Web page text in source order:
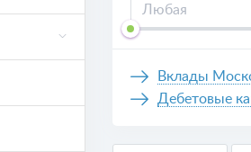
Вклады
Дебетовые